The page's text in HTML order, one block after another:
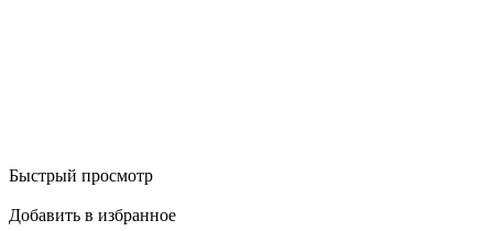
Быстрый просмотр
Добавить в избранное